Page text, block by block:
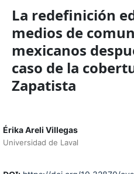
La redefinición
medios de
mexicanos
caso de la
Zapatista
Érika Areli Villegas
Universidad de Laval